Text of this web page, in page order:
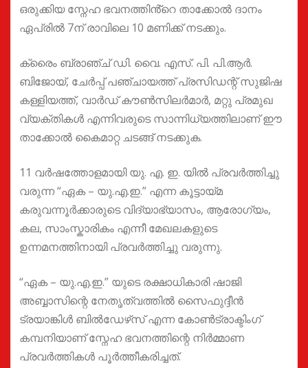
ഒരുക്കിയ സ്നേഹ ഭവനത്തിൻ്റെ താക്കോൽ ദാനം
ഏപ്രിൽ 7ന് രാവിലെ 10 മണിക്ക് നടക്കും.
ക്രൈം ബ്രാഞ്ച് ഡി. വൈ. എസ്. പി. പി.ആർ.
ബിജോയ്, ചേർപ്പ് പഞ്ചായത്ത് പ്രസിഡന്റ് സുജിഷ
കള്ളിയത്ത്, വാർഡ് കൗൺസിലർമാർ, മറ്റു പ്രമുഖ
വ്യക്തികൾ എന്നിവരുടെ സാന്നിധ്യത്തിലാണ് ഈ
താക്കോൽ കൈമാറ്റ ചടങ്ങ് നടക്കുക.
11 വർഷത്തോളമായി യു. എ. ഇ. യിൽ പ്രവർത്തിച്ചു
വരുന്ന “ഏക – യു.എ.ഇ.” എന്ന കൂട്ടായ്മ
കരുവന്നൂർക്കാരുടെ വിദ്യാഭ്യാസം, ആരോഗ്യം,
കല, സാംസ്കാരികം എന്നീ മേഖലകളുടെ
ഉന്നമനത്തിനായി പ്രവർത്തിച്ചു വരുന്നു.
“ഏക – യു.എ.ഇ.” യുടെ രക്ഷാധികാരി ഷാജി
അബ്ബാസിന്റെ നേതൃത്വത്തിൽ സൈഫുദ്ദീൻ
ട്രയാങ്കിൾ ബിൽഡേഴ്‌സ് എന്ന കോൺട്രാക്ടിംഗ്
കമ്പനിയാണ് സ്നേഹ ഭവനത്തിന്റെ നിർമ്മാണ
പ്രവർത്തികൾ പൂർത്തീകരിച്ചത്.